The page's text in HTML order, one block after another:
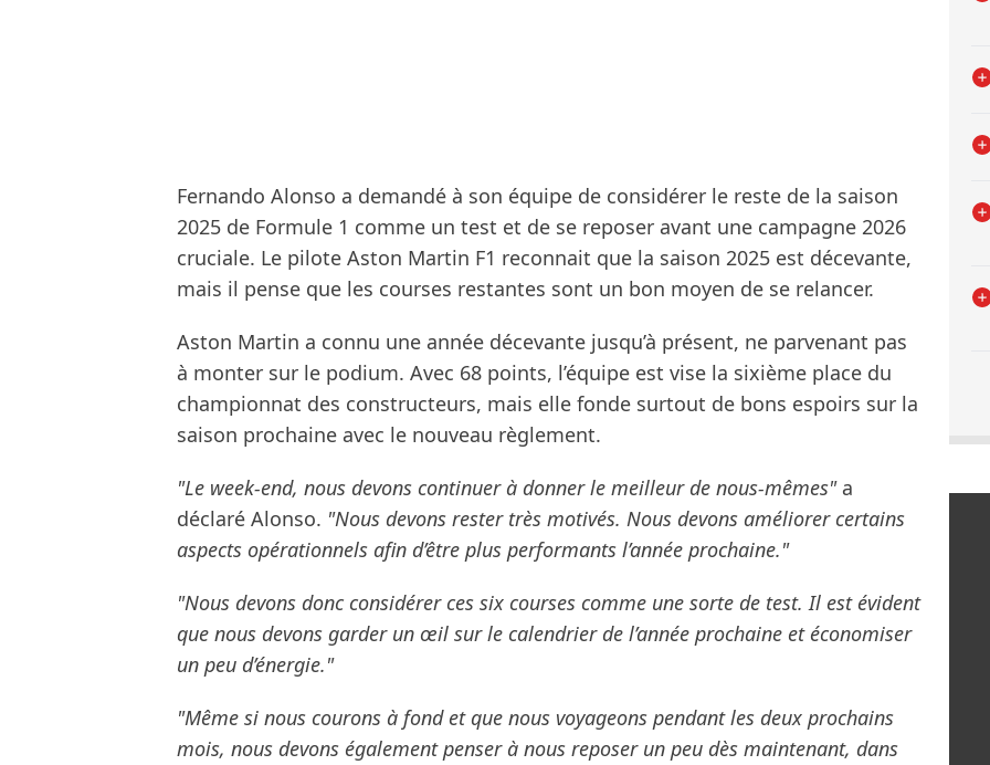
Fernando Alonso a demandé à son équipe de considérer le reste de la saison
2025 de Formule 1 comme un test et de se reposer avant une campagne 2026
cruciale. Le pilote Aston Martin F1 reconnait que la saison 2025 est décevante,
mais il pense que les courses restantes sont un bon moyen de se relancer.
Aston Martin a connu une année décevante jusqu’à présent, ne parvenant pas
à monter sur le podium. Avec 68 points, l’équipe est vise la sixième place du
championnat des constructeurs, mais elle fonde surtout de bons espoirs sur la
saison prochaine avec le nouveau règlement.
"Le week-end, nous devons continuer à donner le meilleur de nous-mêmes"a
déclaré Alonso. "Nous devons rester très motivés. Nous devons améliorer certains
aspects opérationnels afin d’être plus performants l’année prochaine."
"Nous devons donc considérer ces six courses comme une sorte de test. Il est évident
que nous devons garder un œil sur le calendrier de l’année prochaine et économiser
un peu d’énergie."
"Même si nous courons à fond et que nous voyageons pendant les deux prochains
mois, nous devons également penser à nous reposer un peu dès maintenant, dans